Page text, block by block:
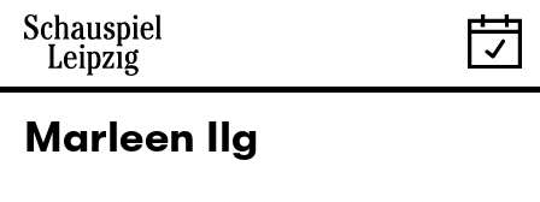
Marleen Ilg